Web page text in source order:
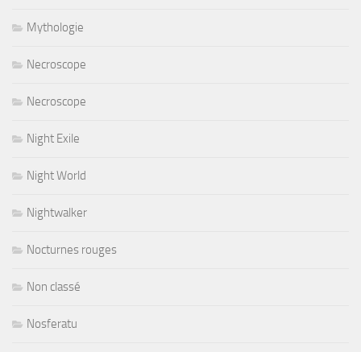
Mythologie
Necroscope
Necroscope
Night Exile
Night World
Nightwalker
Nocturnes rouges
Non classé
Nosferatu